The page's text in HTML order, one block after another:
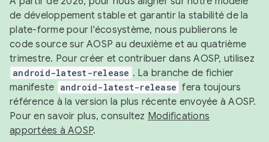
de développement stable et garantir la stabilité de la
plate-forme pour l'écosystème, nous publierons le
code source sur AOSP au deuxième et au quatrième
trimestre. Pour créer et contribuer dans AOSP, utilisez
android-latest-release . La branche de fichier
manifeste android-latest-release fera toujours
référence à la version la plus récente envoyée à AOSP.
Pour en savoir plus, consultez Modifications
apportées à AOSP.